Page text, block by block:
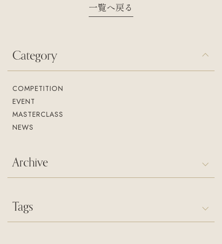
入会案内
お問い合わせ
お知らせ
一覧へ戻る
Category
COMPETITION
EVENT
MASTERCLASS
NEWS
Archive
Tags